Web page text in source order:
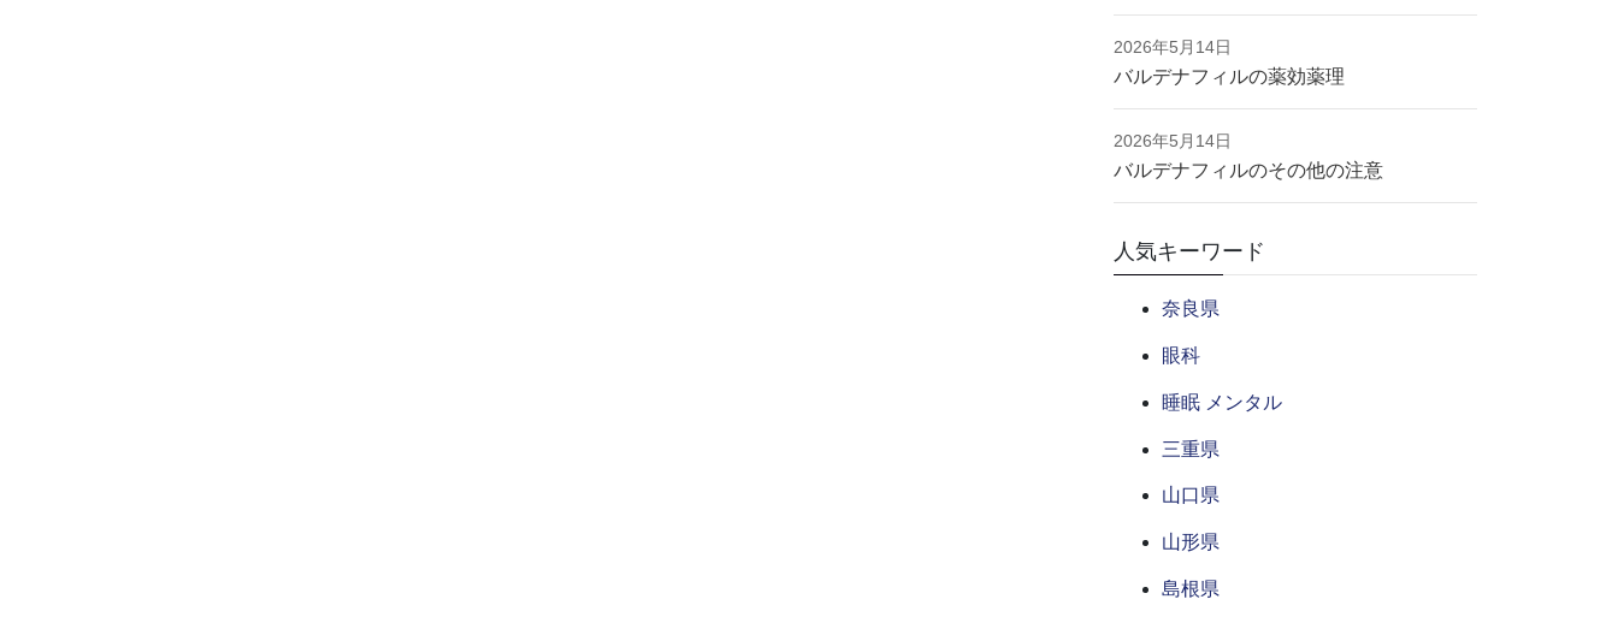
2026年5月14日
バルデナフィルの薬効薬理
2026年5月14日
バルデナフィルのその他の注意
人気キーワード
奈良県
眼科
睡眠 メンタル
三重県
山口県
山形県
島根県